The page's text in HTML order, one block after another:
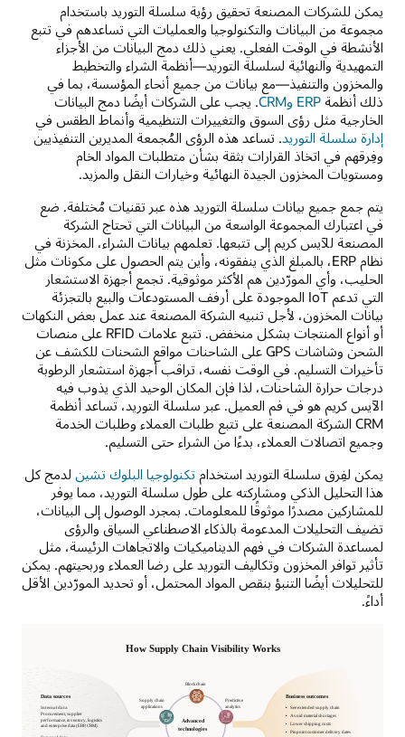
يمكن للشركات المصنعة تحقيق رؤية سلسلة التوريد باستخدام
مجموعة من البيانات والتكنولوجيا والعمليات التي تساعدهم في تتبع
الأنشطة في الوقت الفعلي. يعني ذلك دمج البيانات من الأجزاء
التمهيدية والنهائية لسلسلة التوريد—أنظمة الشراء والتخطيط
والمخزون والتنفيذ—مع بيانات من جميع أنحاء المؤسسة، بما في
ذلك أنظمة ERP وCRM
. يجب على الشركات أيضًا دمج البيانات
الخارجية مثل رؤى السوق والتغييرات التنظيمية وأنماط الطقس في
إدارة سلسلة التوريد. تساعد هذه الرؤى المُجمعة المديرين التنفيذيين
وفِرقهم في اتخاذ القرارات بثقة بشأن متطلبات المواد الخام
ومستويات المخزون الجيدة النهائية وخيارات النقل والمزيد.
يتم جمع جميع بيانات سلسلة التوريد هذه عبر تقنيات مُختلفة. ضع
في اعتبارك المجموعة الواسعة من البيانات التي تحتاج الشركة
المصنعة للآيس كريم إلى تتبعها. تعلمهم بيانات الشراء، المخزنة في
نظام ERP، بالمبلغ الذي ينفقونه، وأين يتم الحصول على مكونات مثل
الحليب، وأي المورّدين هم الأكثر موثوقية. تجمع أجهزة الاستشعار
التي تدعم IoT الموجودة على أرفف المستودعات والبيع بالتجزئة
بيانات المخزون، لأجل تنبيه الشركة المصنعة عند عمل بعض النكهات
أو أنواع المنتجات بشكل منخفض. تتبع علامات RFID على منصات
الشحن وشاشات GPS على الشاحنات مواقع الشحنات للكشف عن
تأخيرات التسليم. في الوقت نفسه، تراقب أجهزة استشعار الرطوبة
درجات حرارة الشاحنات، لذا فإن المكان الوحيد الذي يذوب فيه
الآيس كريم هو في فم العميل. عبر سلسلة التوريد، تساعد أنظمة
CRM الشركة المصنعة على تتبع طلبات العملاء وطلبات الخدمة
وجميع اتصالات العملاء، بدءًا من الشراء حتى التسليم.
يمكن لفِرق سلسلة التوريد استخدام تكنولوجيا البلوك تشين لدمج كل
هذا التحليل الذكي ومشاركته على طول سلسلة التوريد، مما يوفر
للمشاركين مصدرًا موثوقًا للمعلومات. بمجرد الوصول إلى البيانات،
تضيف التحليلات المدعومة بالذكاء الاصطناعي السياق والرؤى
لمساعدة الشركات في فهم الديناميكيات والاتجاهات الرئيسة، مثل
تأثير توافر المخزون وتكاليف التوريد على رضا العملاء وربحيتهم. يمكن
للتحليلات أيضًا التنبؤ بنقص المواد المحتمل، أو تحديد المورّدين الأقل
أداءً.